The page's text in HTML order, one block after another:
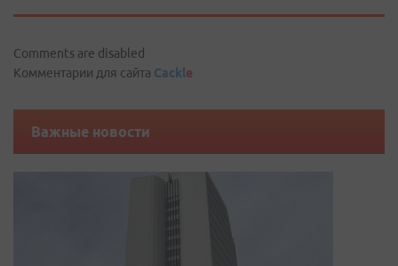
Comments are disabled
Комментарии для сайта Cackle
Важные новости